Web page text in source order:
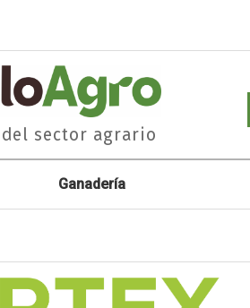
del sector agrario
Ganadería